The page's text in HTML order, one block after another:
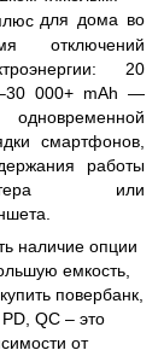
для дома во
отключений
20
000+ mAh —
одновременной
смартфонов,
работы
или
наличие опции
емкость,
повербанк,
QC – это
от